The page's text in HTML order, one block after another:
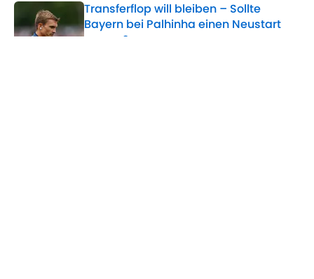
Transferflop will bleiben – Sollte
Bayern bei Palhinha einen Neustart
wagen?